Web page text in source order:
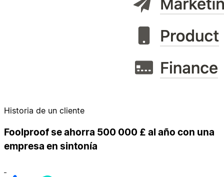
Historia de un cliente
Foolproof se ahorra 500 000 £ al año con una
empresa en sintonía